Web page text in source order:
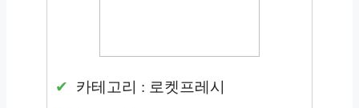
카테고리 : 로켓프레시